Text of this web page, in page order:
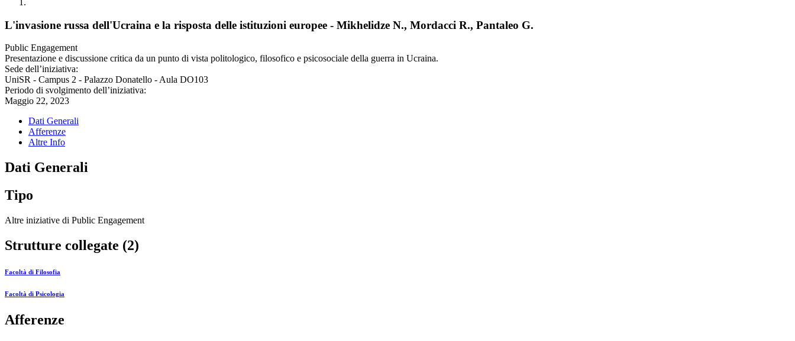
L'invasione russa dell'Ucraina e la risposta delle istituzioni europee - Mikhelidze N., Mordacci R., Pantaleo G.
Public Engagement
Presentazione e discussione critica da un punto di vista politologico, filosofico e psicosociale della guerra in Ucraina.
Sede dell’iniziativa:
UniSR - Campus 2 - Palazzo Donatello - Aula DO103
Periodo di svolgimento dell’iniziativa:
Maggio 22, 2023
Dati Generali
Afferenze
Altre Info
Dati Generali
Tipo
Altre iniziative di Public Engagement
Strutture collegate (2)
Facoltà di Filosofia
Facoltà di Psicologia
Afferenze